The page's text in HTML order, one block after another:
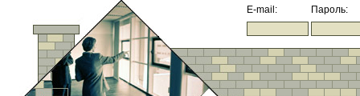
E-mail: Пароль: